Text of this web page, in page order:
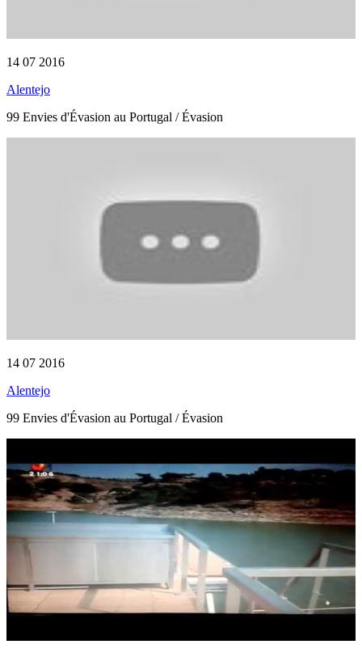
14 07 2016
Alentejo
99 Envies d'Évasion au Portugal / Évasion
14 07 2016
Alentejo
99 Envies d'Évasion au Portugal / Évasion